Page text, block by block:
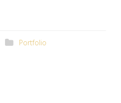
Portfolio